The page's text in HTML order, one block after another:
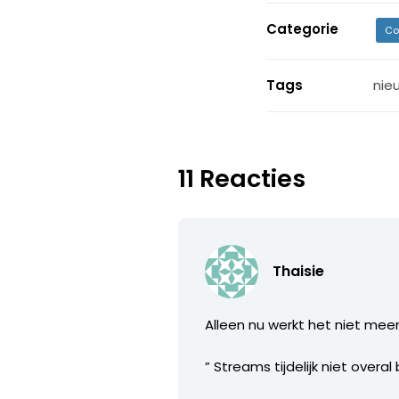
Categorie
Tags
11 Reacties
Thaisie
Alleen nu werkt het niet
” Streams tijdelijk niet overal